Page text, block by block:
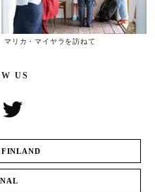
マリカ・マイヤラを訪ねて
US